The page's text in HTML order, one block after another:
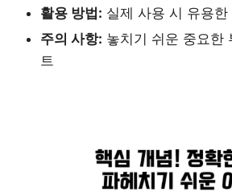
활용 방법: 실제 사용 시 유용
주의 사항: 놓치기 쉬운 중요한
트